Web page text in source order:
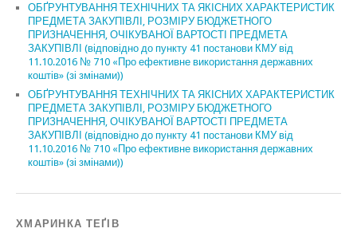
ОБҐРУНТУВАННЯ ТЕХНІЧНИХ ТА ЯКІСНИХ ХАРАКТЕРИСТИК
ПРЕДМЕТА ЗАКУПІВЛІ, РОЗМІРУ БЮДЖЕТНОГО
ПРИЗНАЧЕННЯ, ОЧІКУВАНОЇ ВАРТОСТІ ПРЕДМЕТА
ЗАКУПІВЛІ (відповідно до пункту 41 постанови КМУ від
11.10.2016 № 710 «Про ефективне використання державних
коштів» (зі змінами))
ОБҐРУНТУВАННЯ ТЕХНІЧНИХ ТА ЯКІСНИХ ХАРАКТЕРИСТИК
ПРЕДМЕТА ЗАКУПІВЛІ, РОЗМІРУ БЮДЖЕТНОГО
ПРИЗНАЧЕННЯ, ОЧІКУВАНОЇ ВАРТОСТІ ПРЕДМЕТА
ЗАКУПІВЛІ (відповідно до пункту 41 постанови КМУ від
11.10.2016 № 710 «Про ефективне використання державних
коштів» (зі змінами))
ХМАРИНКА ТЕҐІВ